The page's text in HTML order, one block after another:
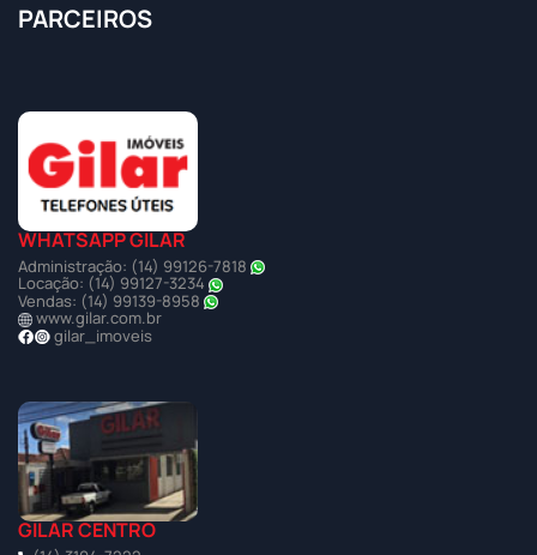
PARCEIROS
WHATSAPP GILAR
Administração: (14) 99126-7818
Locação: (14) 99127-3234
Vendas: (14) 99139-8958
www.gilar.com.br
gilar_imoveis
GILAR CENTRO